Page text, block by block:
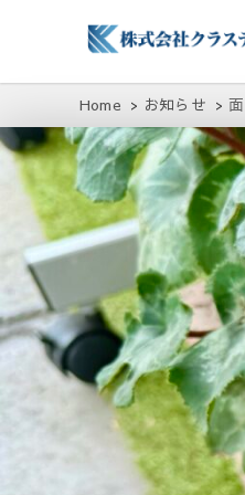
株式会社クラ
Home お知らせ